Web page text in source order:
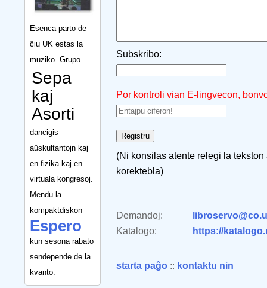
Esenca parto de
ĉiu UK estas la
muziko. Grupo
Sepa
kaj
Asorti
dancigis
aŭskultantojn kaj
en fizika kaj en
virtuala kongresoj.
Mendu la
kompaktdiskon
Espero
kun sesona rabato
sendepende de la
kvanto.
Subskribo:
Por kontroli vian E-lingvecon,
(Ni konsilas atente relegi la
korektebla)
Demandoj:
Katalogo:
https://
starta paĝo :: kontaktu nin